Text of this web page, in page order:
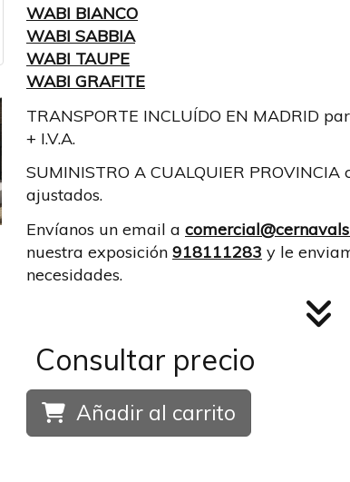
WABI BIANCO
WABI SABBIA
WABI TAUPE
WABI GRAFITE
TRANSPORTE INCLUÍDO EN MADRID
+ I.V.A.
SUMINISTRO A CUALQUIER
ajustados.
Envíanos un email a
nuestra exposición 918111283 y le
necesidades.
Consultar precio
Añadir al carrito